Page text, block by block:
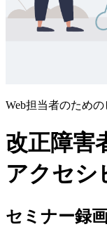
Web担当者のため
改正障害
アクセシ
セミナー録